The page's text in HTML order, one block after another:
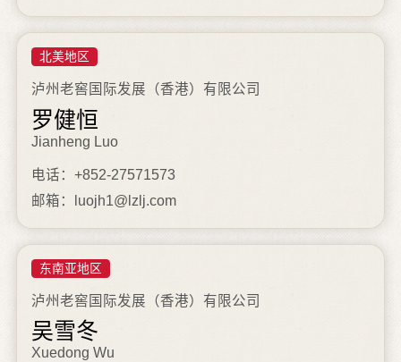
北美地区
泸州老窖国际发展（香港）有限公司
罗健恒
Jianheng Luo
电话：+852-27571573
邮箱：luojh1@lzlj.com
东南亚地区
泸州老窖国际发展（香港）有限公司
吴雪冬
Xuedong Wu